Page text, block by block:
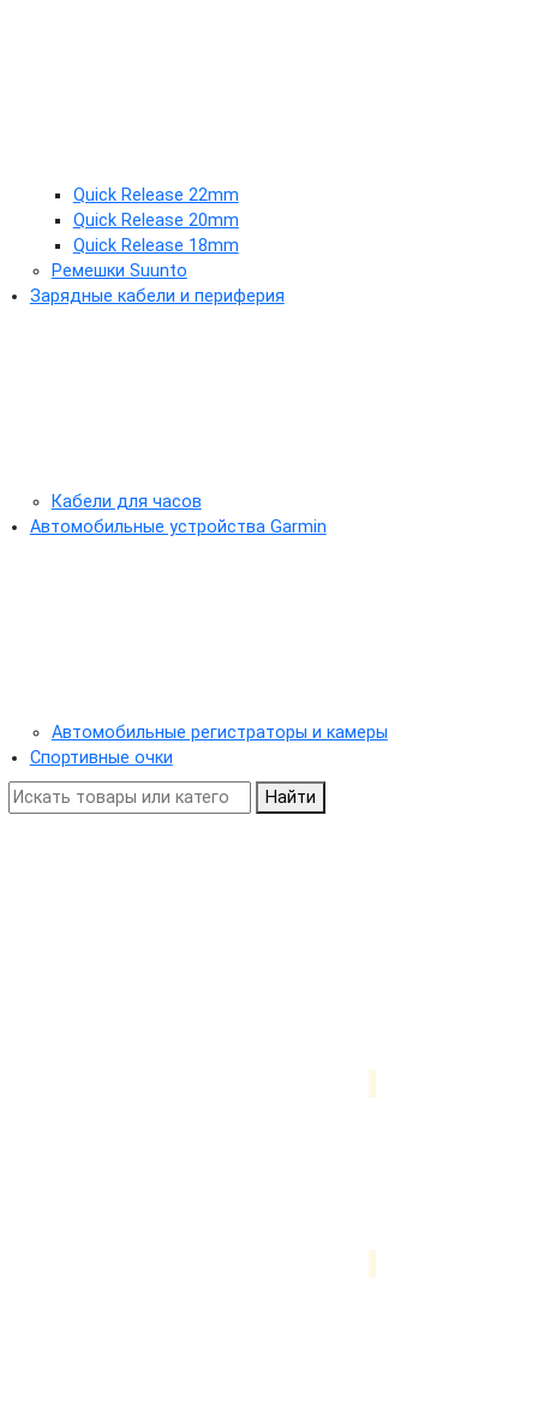
Quick Release 22mm
Quick Release 20mm
Quick Release 18mm
Ремешки Suunto
Зарядные кабели и периферия
Кабели для часов
Автомобильные устройства Garmin
Автомобильные регистраторы и камеры
Спортивные очки
Найти